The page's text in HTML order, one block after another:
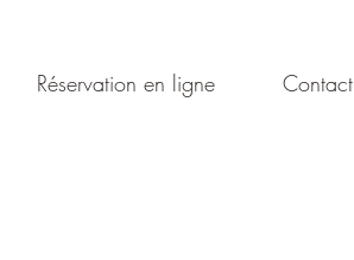
Réservation en ligne Contact